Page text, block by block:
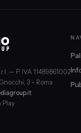
— P. IVA 11489861002
3 – Roma
Play